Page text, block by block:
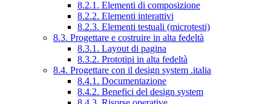
8.2.1. Elementi di composizione
8.2.2. Elementi interattivi
8.2.3. Elementi testuali (microtesti)
8.3. Progettare e costruire in alta fedeltà
8.3.1. Layout di pagina
8.3.2. Prototipi in alta fedeltà
8.4. Progettare con il design system .italia
8.4.1. Documentazione
8.4.2. Benefici del design system